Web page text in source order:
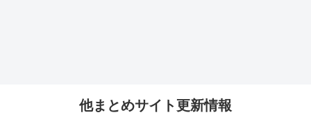
他まとめサイト更新情報